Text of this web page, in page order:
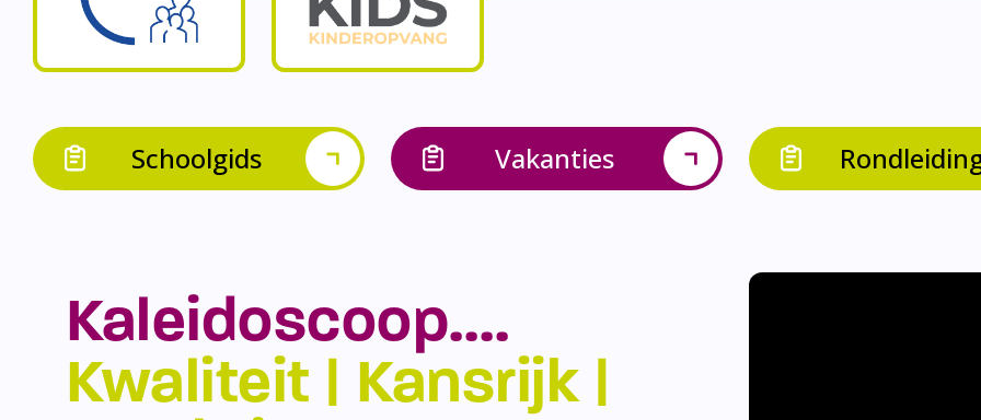
Schoolgids Vakanties
Kaleidoscoop….
Kwaliteit | Kansrijk |